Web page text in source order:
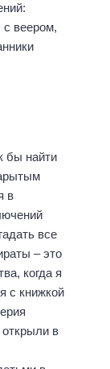
с веером,
бы найти
в
все
– это
когда я
с книжкой
в